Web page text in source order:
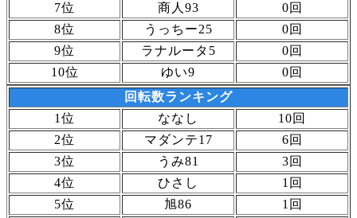
7位
商人93
0回
8位
うっちー25
0回
9位
ラナルータ5
0回
10位
ゆい9
0回
回転数ランキング
1位
ななし
10回
2位
マダンテ17
6回
3位
うみ81
3回
4位
ひさし
1回
5位
旭86
1回